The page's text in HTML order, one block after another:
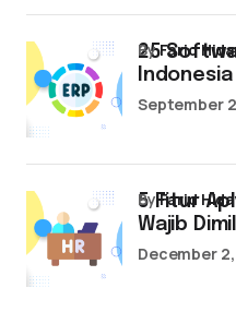
25
byFarid
September
5 Fitur
Wajib
byFarid
December